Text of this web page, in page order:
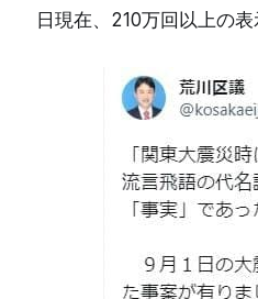
日現在、210万回以上の